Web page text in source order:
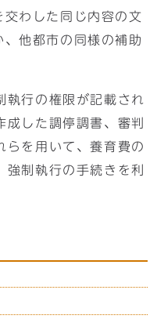
わした同じ内容の文
他都市の同様の補助
執行の権限が記載され
した調停調書、審判
らを用いて、養育費の
制執行の手続きを利